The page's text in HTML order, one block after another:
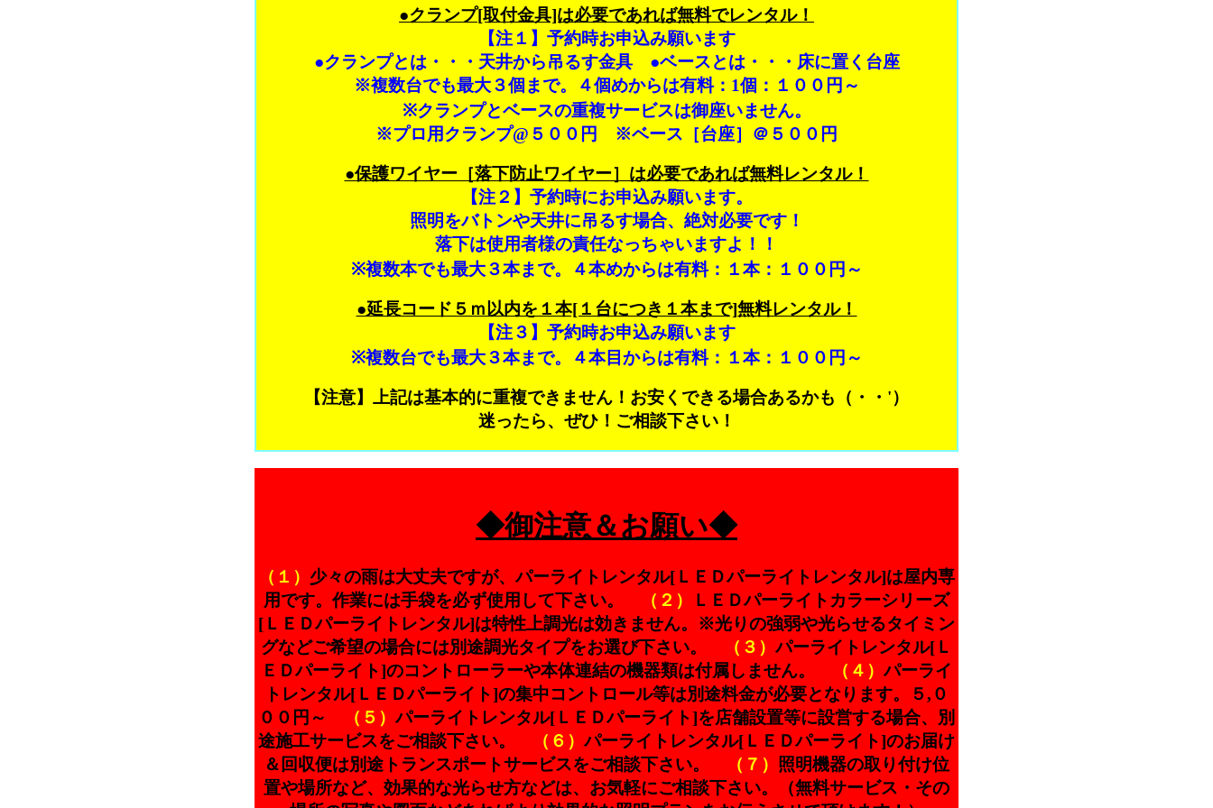
●クランプ[取付金具]は必要であれば無料でレンタル！
【注１】予約時お申込み願います
●クランプとは・・・天井から吊るす金具 ●ベースとは・・・床に置く台座
※複数台でも最大３個まで。４個めからは有料：1個：１００円～
※クランプとベースの重複サービスは御座いません。
※プロ用クランプ@５００円 ※ベース［台座］＠５００円
●保護ワイヤー［落下防止ワイヤー］は必要であれば無料レンタル！
【注２】予約時にお申込み願います。
照明をバトンや天井に吊るす場合、絶対必要です！
落下は使用者様の責任なっちゃいますよ！！
※複数本でも最大３本まで。４本めからは有料：１本：１００円～
●延長コード５ｍ以内を１本[１台につき１本まで]無料レンタル！
【注３】予約時お申込み願います
※複数台でも最大３本まで。４本目からは有料：１本：１００円～
【注意】上記は基本的に重複できません！お安くできる場合あるかも（・・'）
迷ったら、ぜひ！ご相談下さい！
◆御注意＆お願い◆
（１） 少々の雨は大丈夫ですが、パーライトレンタル[ＬＥＤパーライトレンタル]は屋内専
用です。作業には手袋を必ず使用して下さい。
（２）
ＬＥＤパーライトカラーシリーズ
[ＬＥＤパーライトレンタル]は特性上調光は効きません。※光りの強弱や光らせるタイミン
グなどご希望の場合には別途調光タイプをお選び下さい。
（３）パーライトレンタル[Ｌ
ＥＤパーライト]のコントローラーや本体連結の機器類は付属しません。
（４）パーライ
トレンタル[ＬＥＤパーライト]の集中コントロール等は別途料金が必要となります。５,０
００円～
（５）パーライトレンタル[ＬＥＤパーライト]を店舗設置等に設営する場合、別
途施工サービスをご相談下さい。
（６）パーライトレンタル[ＬＥＤパーライト]のお届け
＆回収便は別途トランスポートサービスをご相談下さい。
（７） 照明機器の取り付け位
置や場所など、効果的な光らせ方などは、お気軽にご相談下さい。（無料サービス・その